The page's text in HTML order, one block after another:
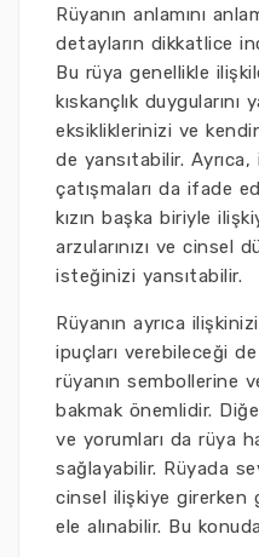
Rüyanın anlamını
detayların dikkatlice
Bu rüya genellikle
kıskançlık
eksikliklerinizi ve
de yansıtabilir.
çatışmaları da ifade
kızın başka biriyle
arzularınızı ve cinsel
isteğinizi yansıtabilir.
Rüyanın ayrıca
ipuçları verebileceği
rüyanın sembollerine
bakmak önemlidir.
ve yorumları da rüya
sağlayabilir. Rüyada
cinsel ilişkiye girerken
ele alınabilir. Bu